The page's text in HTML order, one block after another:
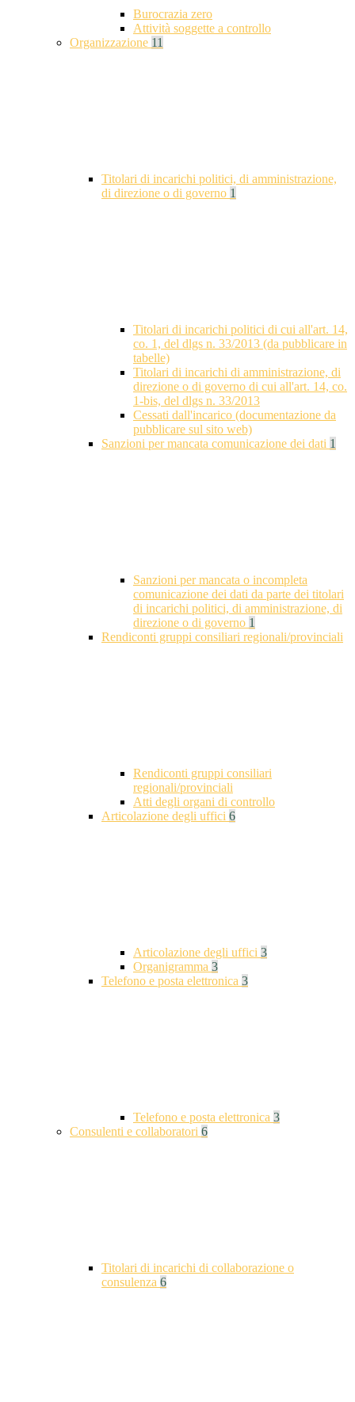
Burocrazia zero
Attività soggette a controllo
Organizzazione 11
Titolari di incarichi politici, di amministrazione,
di direzione o di governo 1
Titolari di incarichi politici di cui all'art. 14,
co. 1, del dlgs n. 33/2013 (da pubblicare in
tabelle)
Titolari di incarichi di amministrazione, di
direzione o di governo di cui all'art. 14, co.
1-bis, del dlgs n. 33/2013
Cessati dall'incarico (documentazione da
pubblicare sul sito web)
Sanzioni per mancata comunicazione dei dati 1
Sanzioni per mancata o incompleta
comunicazione dei dati da parte dei titolari
di incarichi politici, di amministrazione, di
direzione o di governo 1
Rendiconti gruppi consiliari regionali/provinciali
Rendiconti gruppi consiliari
regionali/provinciali
Atti degli organi di controllo
Articolazione degli uffici 6
Articolazione degli uffici 3
Organigramma 3
Telefono e posta elettronica 3
Telefono e posta elettronica 3
Consulenti e collaboratori 6
Titolari di incarichi di collaborazione o
consulenza 6